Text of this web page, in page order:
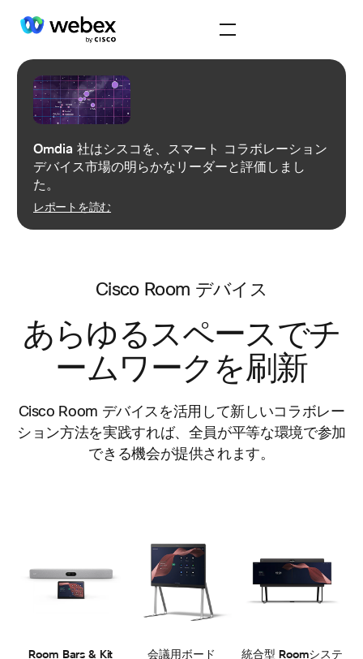
Omdia 社はシスコを、スマート コラボレーション
デバイス市場の明らかなリーダーと評価しまし
た。
レポートを読む
Cisco Room デバイス
あらゆるスペースでチ
ームワークを刷新
Cisco Room デバイスを活用して新しいコラボレー
ション方法を実践すれば、全員が平等な環境で参加
できる機会が提供されます。
Room Bars & Kit 会議用ボード
統合型 Roomシステ